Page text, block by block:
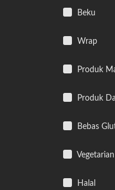
Beku
Wrap
Produk
Produk
Bebas
Vegetarian
Halal